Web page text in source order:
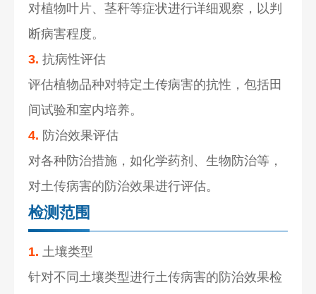
对植物叶片、茎秆等症状进行详细观察，以判
断病害程度。
3. 抗病性评估
评估植物品种对特定土传病害的抗性，包括田
间试验和室内培养。
4. 防治效果评估
对各种防治措施，如化学药剂、生物防治等，
对土传病害的防治效果进行评估。
检测范围
1. 土壤类型
针对不同土壤类型进行土传病害的防治效果检